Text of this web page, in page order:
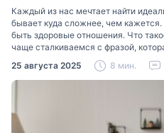
Каждый из нас мечтает найти
бывает куда сложнее, чем
быть здоровые отношения. Что
чаще сталкиваемся с фразой,
отношения». Что именно
25 августа 2025 8 мин.